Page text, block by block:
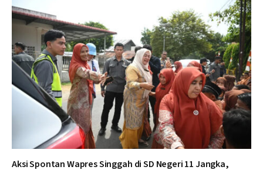
Aksi Spontan Wapres Singgah di SD Negeri 11 Jangka,